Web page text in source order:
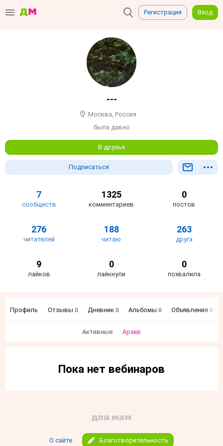
Регистрация Вход
---
Москва, Россия
была давно
В друзья
Подписаться
7
сообществ
1325
комментариев
0
постов
276
читателей
188
читаю
263
друга
9
лайков
0
лайкнули
0
похвалила
Профиль Отзывы 0 Дневник 0 Альбомы 0 Объявления 0
Активные Архив
Пока нет вебинаров
О сайте Благотворительность